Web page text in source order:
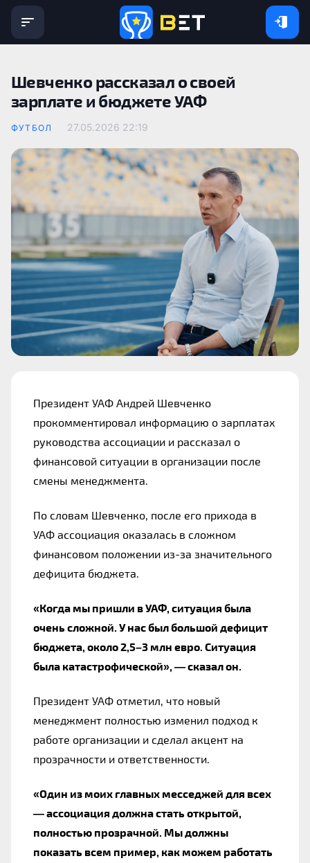
Шевченко рассказал о своей
зарплате и бюджете УАФ
ФУТБОЛ 27.05.2026 22:19
Президент УАФ Андрей Шевченко
прокомментировал информацию о зарплатах
руководства ассоциации и рассказал о
финансовой ситуации в организации после
смены менеджмента.
По словам Шевченко, после его прихода в
УАФ ассоциация оказалась в сложном
финансовом положении из-за значительного
дефицита бюджета.
«Когда мы пришли в УАФ, ситуация была
очень сложной. У нас был большой дефицит
бюджета, около 2,5–3 млн евро. Ситуация
была катастрофической», — сказал он.
Президент УАФ отметил, что новый
менеджмент полностью изменил подход к
работе организации и сделал акцент на
прозрачности и ответственности.
«Один из моих главных месседжей для всех
— ассоциация должна стать открытой,
полностью прозрачной. Мы должны
показать всем пример, как можем работать